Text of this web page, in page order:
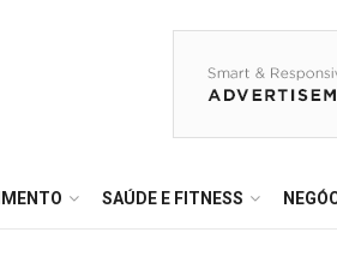
SAÚDE E FITNESS